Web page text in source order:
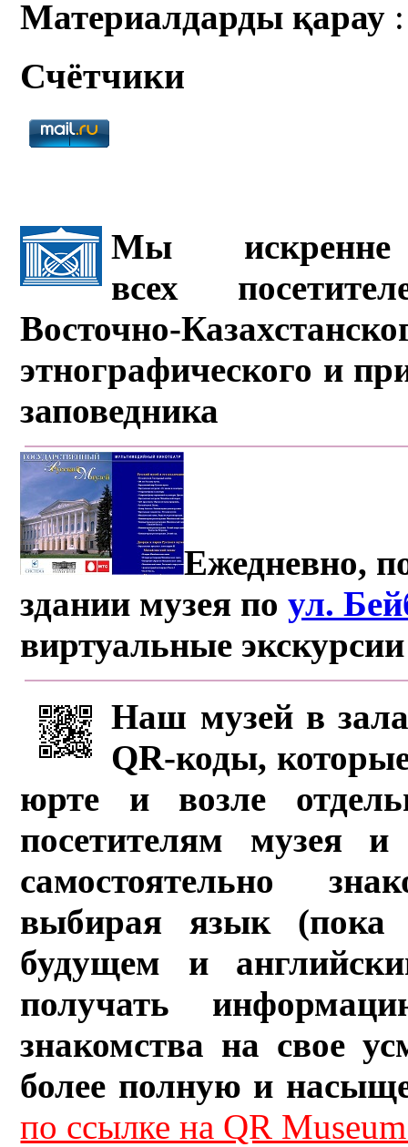
Материалдарды қарау
Счётчики
Мы искренне
всех
Восточно-
этнографического и
заповедника
Ежедневно,
здании музея поул.
виртуальные
Наш музей в
QR-коды,
юрте и возле
посетителям музея и
самостоятельно
выбирая язык (пока
будущем и
получать
знакомства на свое
более полную и
по ссылке на QR